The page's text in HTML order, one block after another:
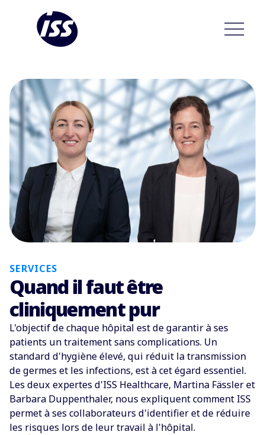
SERVICES
Quand il faut être
cliniquement pur
L'objectif de chaque hôpital est de garantir à ses
patients un traitement sans complications. Un
standard d'hygiène élevé, qui réduit la transmission
de germes et les infections, est à cet égard essentiel.
Les deux expertes d'ISS Healthcare, Martina Fässler et
Barbara Duppenthaler, nous expliquent comment ISS
permet à ses collaborateurs d'identifier et de réduire
les risques lors de leur travail à l'hôpital.